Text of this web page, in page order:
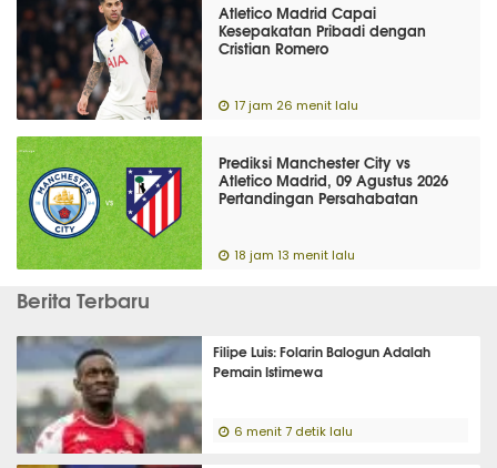
Atletico Madrid Capai
Kesepakatan Pribadi dengan
Cristian Romero
17 jam 26 menit lalu
Prediksi Manchester City vs
Atletico Madrid, 09 Agustus 2026
Pertandingan Persahabatan
18 jam 13 menit lalu
Berita Terbaru
Filipe Luis: Folarin Balogun Adalah
Pemain Istimewa
6 menit 7 detik lalu